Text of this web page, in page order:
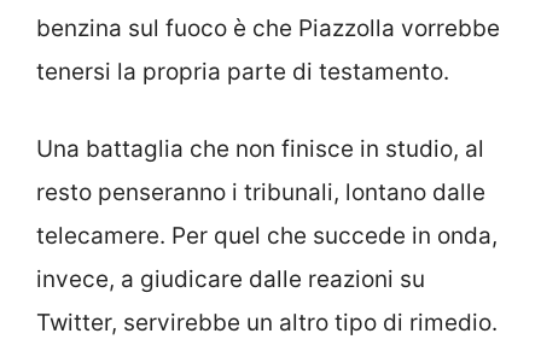
benzina sul fuoco è che Piazzolla vorrebbe
tenersi la propria parte di testamento.
Una battaglia che non finisce in studio, al
resto penseranno i tribunali, lontano dalle
telecamere. Per quel che succede in onda,
invece, a giudicare dalle reazioni su
Twitter, servirebbe un altro tipo di rimedio.